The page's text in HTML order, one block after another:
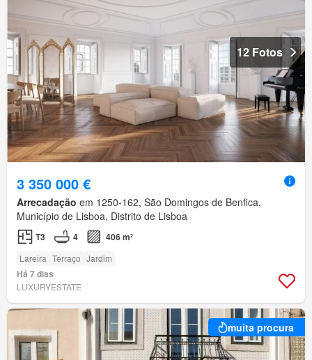
12 Fotos
3 350 000 €
Arrecadação em 1250-162, São Domingos de Benfica,
Município de Lisboa, Distrito de Lisboa
T3 4 406 m²
Lareira Terraço Jardim
Há 7 dias
LUXURYESTATE
muita procura